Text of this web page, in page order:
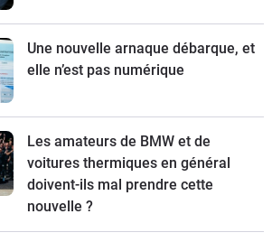
Une nouvelle arnaque débarque, et
elle n’est pas numérique
Les amateurs de BMW et de
voitures thermiques en général
doivent-ils mal prendre cette
nouvelle ?